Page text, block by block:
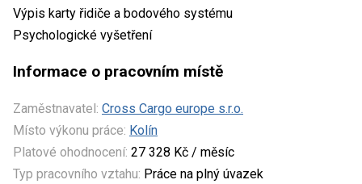
Výpis karty řidiče a bodového systému
Psychologické vyšetření
Informace o pracovním místě
Zaměstnavatel: Cross Cargo europe s.r.o.
Místo výkonu práce: Kolín
Platové ohodnocení: 27 328 Kč / měsíc
Typ pracovního vztahu: Práce na plný úvazek